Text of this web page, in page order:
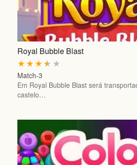
Royal Bubble Blast
★
★
★
★
★
Match-3
Em Royal Bubble Blast será
castelo…